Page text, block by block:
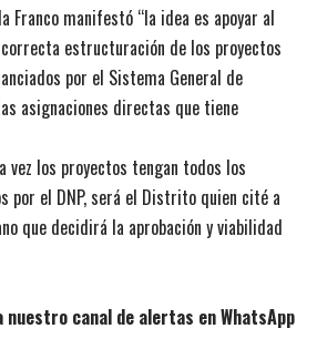
Franco manifestó “la idea es apoyar al
estructuración de los proyectos
por el Sistema General de
asignaciones directas que tiene
vez los proyectos tengan todos los
por el DNP, será el Distrito quien cité a
que decidirá la aprobación y viabilidad
nuestro canal de alertas en WhatsApp